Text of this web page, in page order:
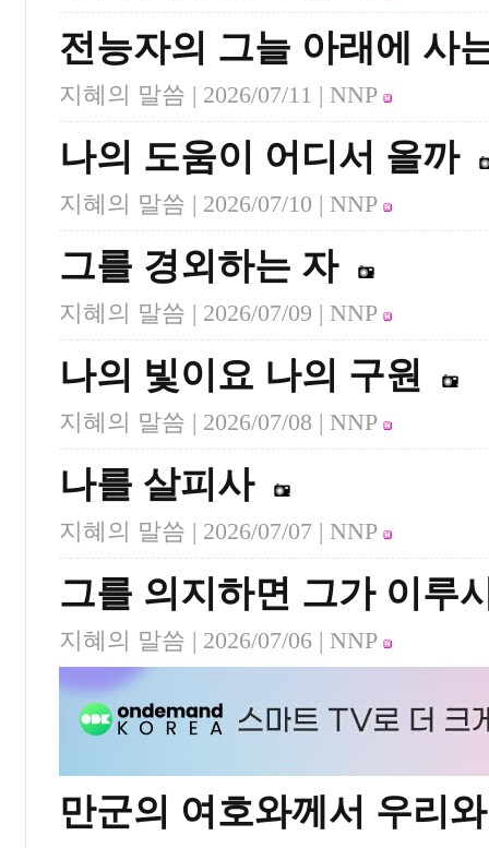
전능자의 그늘 아래에 사
지혜의 말씀 | 2026/07/11 | NNP
나의 도움이 어디서 올까
지혜의 말씀 | 2026/07/10 | NNP
그를 경외하는 자
지혜의 말씀 | 2026/07/09 | NNP
나의 빛이요 나의 구원
지혜의 말씀 | 2026/07/08 | NNP
나를 살피사
지혜의 말씀 | 2026/07/07 | NNP
그를 의지하면 그가 이루
지혜의 말씀 | 2026/07/06 | NNP
만군의 여호와께서 우리와